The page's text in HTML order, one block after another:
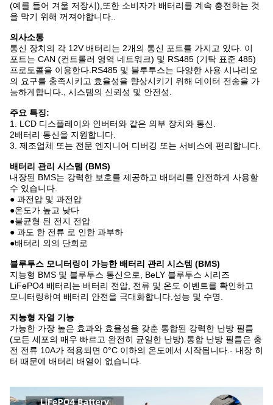
(예를 들어 겨울 저장시),또한 소비자가 배터리를 계속 충전하는 것
을 막기 위해 꺼져야합니다..
의사소통
통신 장치의 각 12V 배터리는 2개의 통신 포트를 가지고 있다. 이
포트는 CAN (컨트롤러 영역 네트워크) 및 RS485 (기탁 표준 485)
프로토콜을 이용한다.RS485 및 블루투스는 다양한 사용 시나리오
의 요구를 충족시키고 효율성을 향상시키기 위해 데이터 전송을 가
능하게합니다., 시스템의 신뢰성 및 안전성.
주요 특징:
1. LCD 디스플레이와 인버터와 같은 외부 장치와 통신.
2배터리 통신을 지원합니다.
3. 제조업체 또는 전문 엔지니어 디버깅 또는 서비스에 편리합니다.
배터리 관리 시스템 (BMS)
내장된 BMS는 강력한 보호를 제공하고 배터리를 안전하게 사용할
수 있습니다.
● 과전압 및 과전압
●온도가 높고 낮다
●불균형 된 전지 전압
● 과도 한 전류 로 인한 과부하
●배터리 외의 단회로
블루투스 모니터링이 가능한 배터리 관리 시스템 (BMS)
지능형 BMS 및 블루투스 통신으로, BeLY 블루투스 시리즈
LiFePO4 배터리는 배터리 전압, 전류 및 온도 이벤트를 확인하고
모니터링하여 배터리 안전을 극대화합니다.성능 및 수명.
지능형 자열 기능
가능한 가장 높은 효과와 효율성을 갖춘 통합된 강력한 난방 필름
(모든 세포의 매우 빠르고 완전히 균일한 난방).통합 난방 필름은 충
전 전류 10A가 적용되면 0°C 이하의 온도에서 시작됩니다.- 내장 히
터 때문에 배터리 배열이 없습니다.